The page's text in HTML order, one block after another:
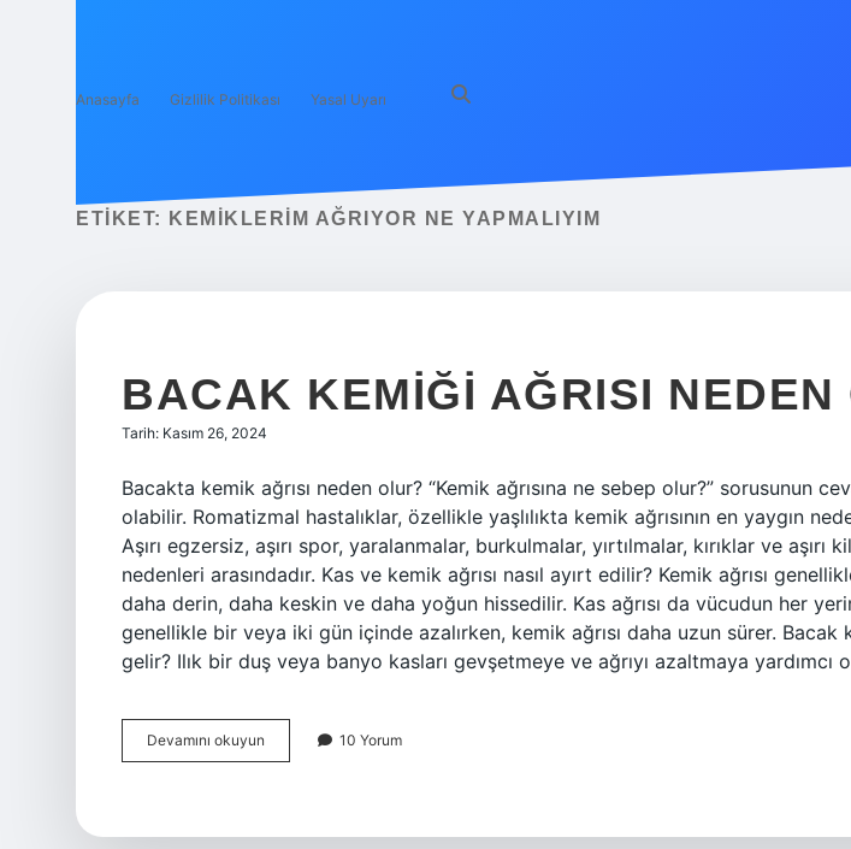
Anasayfa Gizlilik Politikası Yasal Uyarı
ETIKET: KEMIKLERIM AĞRIYOR NE YAPMALIYIM
BACAK KEMIĞI AĞRISI NEDEN
Tarih: Kasım 26, 2024
Bacakta kemik ağrısı neden olur? “Kemik ağrısına ne sebep olur?” sorusunun
olabilir. Romatizmal hastalıklar, özellikle yaşlılıkta kemik ağrısının en yaygın
Aşırı egzersiz, aşırı spor, yaralanmalar, burkulmalar, yırtılmalar, kırıklar ve aşırı
nedenleri arasındadır. Kas ve kemik ağrısı nasıl ayırt edilir? Kemik ağrısı
daha derin, daha keskin ve daha yoğun hissedilir. Kas ağrısı da vücudun her
genellikle bir veya iki gün içinde azalırken, kemik ağrısı daha uzun sürer. Bacak
gelir? Ilık bir duş veya banyo kasları gevşetmeye ve ağrıyı azaltmaya yardımcı
Devamını okuyun
Kemiği
10 Yorum